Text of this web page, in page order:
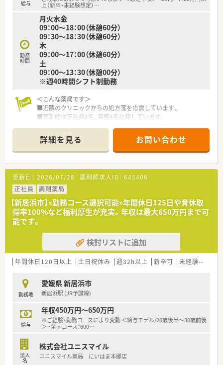
給与 上（新卒・未経験想定）…
勤務
時間
月火水金
09：00～18：00（休憩60分）
09：30～18：30（休憩60分）
木
09：00～17：00（休憩60分）
土
09：00～13：30（休憩00分）
※週40時間シフト制勤務
＜こんな薬局です＞
■近隣のクリニックからの処方箋を応需しています。
■薬剤師は正社員4名、事務4名在籍しています。
当店舗以外での配属となる可能性もございます。
＜こんな薬局です＞
■内科・整形外科の処方箋がメインです。
■1日平均90枚/日程度応需しています。
■在宅（居宅）も年間20件程対応しています。
＜法人概要＞
■全国へ店舗展開されている大手企業です。
新居浜エリアを含み愛媛県内に複数店舗ございます。転勤範
囲内を入職時に選択することもできますので、皆さんのキャリア
プランにあわせてご相談下さい。
■充実の福利厚生制度
借り上げ社宅や住宅手当の支給あり。（諸条件・地域により上
限有）
半額会社負担制度
など社員育成のためのバックアップもしっかり。
■残業月平均5時間（本社においても残業管理を徹底、ノー残業デ
ーも設置）
■女性にも働きやすい環境（産育休取得率ほぼ100％）と人に優
しい環境（1人あたりの処方箋枚数が少ない）の為、定着率が良
く、平均年齢は40歳と同規模チェーンと比較しても高め
後10日付与）と休暇においてもライフワークバランスのとりやす
い環境。
詳細を見る お問い合わせ
更新日： 2026/07/28 薬剤師求人ID： 645406
正社員
調剤薬局
【新居浜市】«勤務コース選択可能»年間休日125日や育休取
得率100%など福利厚生が充実。年収は最大650万円まで可
能です。
検討リストに追加
年間休日120日以上 土日祝休み 週32h以上 新卒可 未経験可
勤務地
愛媛県 新居浜市
新居浜駅 (JR予讃線)
給与
年収450万円～650万円
※ご経験・勤務コースにより変動 ＜給与モデル/20歳後半～30歳前後
＞ ・全国コース：600…
法人
名
株式会社ユニスマイル
ユニスマイル薬局 にいはま本郷店